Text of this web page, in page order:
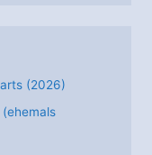
(2026)